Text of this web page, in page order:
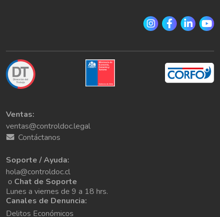
Ventas:
ventas@controldoc.legal
Contáctanos
Soporte / Ayuda:
hola@controldoc.cl
o Chat de Soporte
Lunes a viernes de 9 a 18 hrs.
Canales de Denuncia:
Delitos Económicos